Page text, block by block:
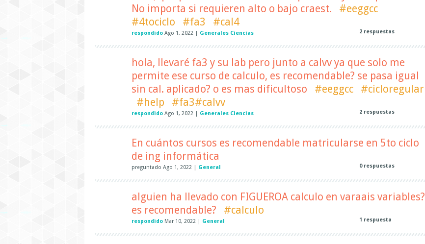
No importa si requieren alto o bajo craest.
#eeggcc
#4tociclo
#fa3 #cal4
respondido Ago 1, 2022 Generales Ciencias 2 respuestas
hola, llevaré fa3 y su lab pero junto a calvv ya que solo me
permite ese curso de calculo, es recomendable? se pasa igual
sin cal. aplicado? o es mas dificultoso
#eeggcc
#cicloregular
#help
#fa3#calvv
respondido Ago 1, 2022 Generales Ciencias 2 respuestas
En cuántos cursos es recomendable matricularse en 5to ciclo
de ing informática
preguntado Ago 1, 2022 General 0respuestas
alguien ha llevado con FIGUEROA calculo en varaais variables?
es recomendable?
#calculo
respondido Mar 10, 2022 General 1 respuesta